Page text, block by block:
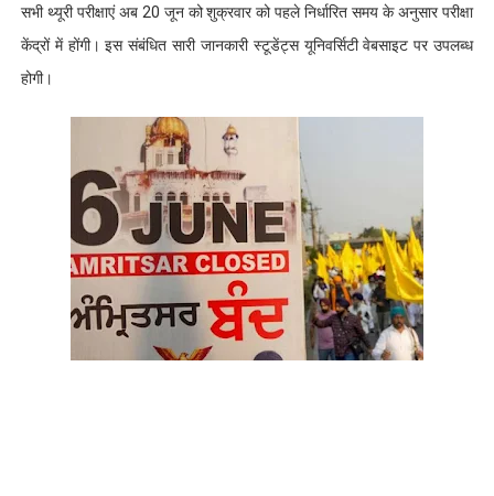
सभी थ्यूरी परीक्षाएं अब 20 जून को शुक्रवार को पहले निर्धारित समय के अनुसार परीक्षा
केंद्रों में होंगी। इस संबंधित सारी जानकारी स्टूडेंट्स यूनिवर्सिटी वेबसाइट पर उपलब्ध
होगी।